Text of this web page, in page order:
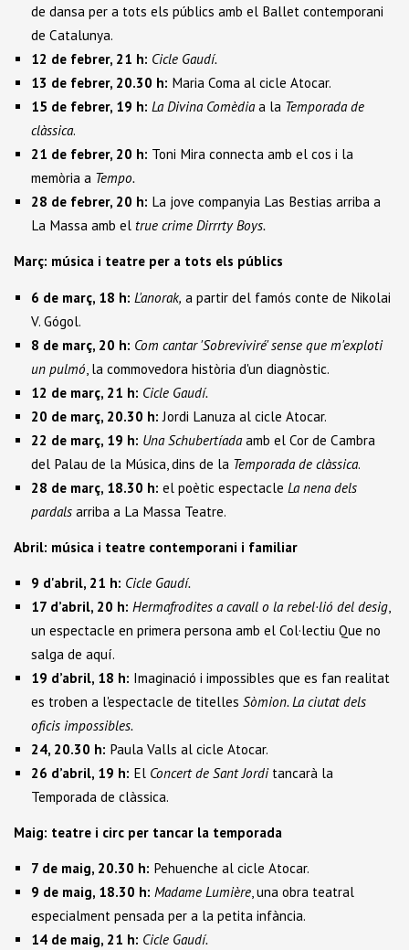
de dansa per a tots els públics amb el Ballet contemporani
de Catalunya.
12 de febrer, 21 h: Cicle Gaudí.
13 de febrer, 20.30 h: Maria Coma al cicle Atocar.
15 de febrer, 19 h: La Divina Comèdiaa la Temporada de
clàssica.
21 de febrer, 20 h: Toni Mira connecta amb el cos i la
memòria a Tempo.
28 de febrer, 20 h: La jove companyia Las Bestias arriba a
La Massa amb el true crime Dirrrty Boys.
Març: música i teatre per a tots els públics
6 de març, 18 h: L'anorak, a partir del famós conte de Nikolai
V. Gógol.
8 de març, 20 h: Com cantar 'Sobreviviré' sense que m'exploti
un pulmó , la commovedora història d'un diagnòstic.
12 de març, 21 h: Cicle Gaudí.
20 de març, 20.30 h: Jordi Lanuza al cicle Atocar.
22 de març, 19 h: Una Schubertíadaamb el Cor de Cambra
del Palau de la Música, dins de la Temporada de clàssica.
28 de març, 18.30 h: el poètic espectacle La nena dels
pardals arriba a La Massa Teatre.
Abril: música i teatre contemporani i familiar
9 d'abril, 21 h: Cicle Gaudí.
17 d’abril, 20 h: Hermafrodites a cavall o la rebel·lió del desig,
un espectacle en primera persona amb el Col·lectiu Que no
salga de aquí.
19 d’abril, 18 h: Imaginació i impossibles que es fan realitat
es troben a l'espectacle de titelles Sòmion. La ciutat dels
oficis impossibles.
24, 20.30 h: Paula Valls al cicle Atocar.
26 d’abril, 19 h: El Concert de Sant Jorditancarà la
Temporada de clàssica.
Maig: teatre i circ per tancar la temporada
7 de maig, 20.30 h: Pehuenche al cicle Atocar.
9 de maig, 18.30 h: Madame Lumière, una obra teatral
especialment pensada per a la petita infància.
14 de maig, 21 h: Cicle Gaudí.